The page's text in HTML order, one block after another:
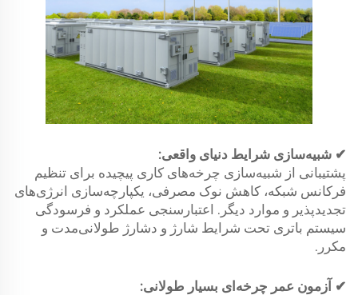
✔ شبیه‌سازی شرایط دنیای واقعی:
پشتیبانی از شبیه‌سازی چرخه‌های کاری پیچیده برای تنظیم
فرکانس شبکه، کاهش نوک مصرفی، یکپارچه‌سازی انرژی‌های
تجدیدپذیر و موارد دیگر. اعتبارسنجی عملکرد و فرسودگی
سیستم باتری تحت شرایط شارژ و دشارژ طولانی‌مدت و
مکرر.
✔ آزمون عمر چرخه‌ای بسیار طولانی: